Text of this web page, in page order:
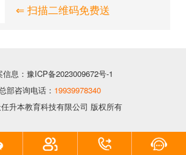
⇐ 扫描二维码免费送
信息：豫ICP备2023009672号-1
部咨询电话： 19939978340
升本教育科技有限公司 版权所有